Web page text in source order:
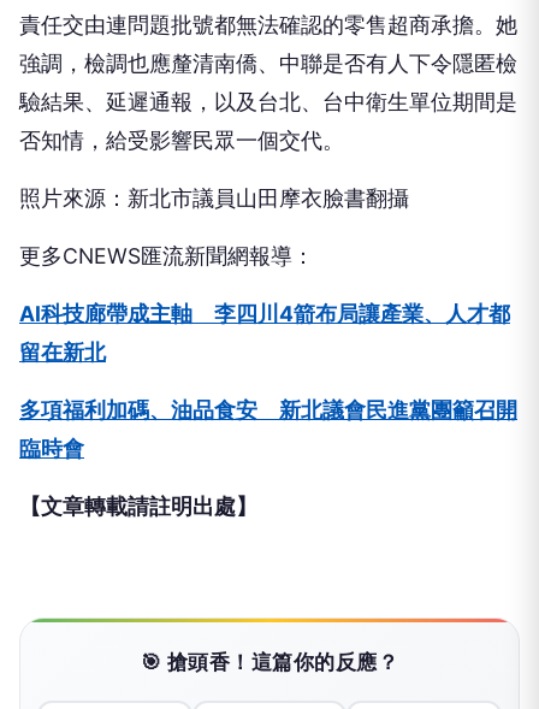
責任交由連問題批號都無法確認的零售超商承擔。她
強調，檢調也應釐清南僑、中聯是否有人下令隱匿檢
驗結果、延遲通報，以及台北、台中衛生單位期間是
否知情，給受影響民眾一個交代。
照片來源：新北市議員山田摩衣臉書翻攝
更多CNEWS匯流新聞網報導：
AI科技廊帶成主軸 李四川4箭布局讓產業、人才都
留在新北
多項福利加碼、油品食安 新北議會民進黨團籲召開
臨時會
【文章轉載請註明出處】
🎯 搶頭香！這篇你的反應？